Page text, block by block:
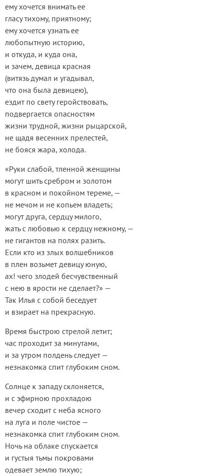
ему хочется внимать ее
гласу тихому, приятному;
ему хочется узнать ее
любопытную историю,
и откуда, и куда она,
и зачем, девица красная
(витязь думал и угадывал,
что она была девицею),
ездит по свету геройствовать,
подвергается опасностям
жизни трудной, жизни рыцарской,
не щадя весенних прелестей,
не бояся жара, холода.
«Руки слабой, тленной женщины
могут шить сребром и золотом
в красном и покойном тереме, —
не мечом и не копьем владеть;
могут друга, сердцу милого,
жать с любовью к сердцу нежному, —
не гигантов на полях разить.
Если кто из злых волшебников
в плен возьмет девицу юную,
ах! чего злодей бесчувственный
с нею в ярости не сделает?» —
Так Илья с собой беседует
и взирает на прекрасную.
Время быстрою стрелой летит;
час проходит за минутами,
и за утром полдень следует —
незнакомка спит глубоким сном.
Солнце к западу склоняется,
и с эфирною прохладою
вечер сходит с неба ясного
на луга и поле чистое —
незнакомка спит глубоким сном.
Ночь на облаке спускается
и густыя тьмы покровами
одевает землю тихую;